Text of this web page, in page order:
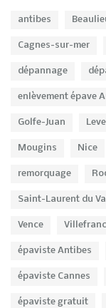
antibes
Cagnes-sur-mer
dépannage
enlèvement épave
Golfe-Juan
Mougins Nice
remorquage
Saint-Laurent du
Vence
épaviste Antibes
épaviste Cannes
épaviste gratuit